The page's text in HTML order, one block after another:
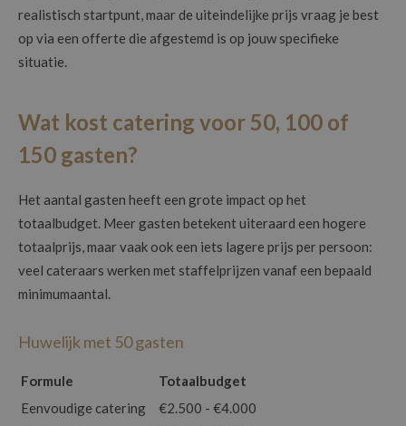
realistisch startpunt, maar de uiteindelijke prijs vraag je best
op via een offerte die afgestemd is op jouw specifieke
situatie.
Wat kost catering voor 50, 100 of
150 gasten?
Het aantal gasten heeft een grote impact op het
totaalbudget. Meer gasten betekent uiteraard een hogere
totaalprijs, maar vaak ook een iets lagere prijs per persoon:
veel cateraars werken met staffelprijzen vanaf een bepaald
minimumaantal.
Huwelijk met 50 gasten
Formule
Totaalbudget
Eenvoudige catering
€2.500 - €4.000